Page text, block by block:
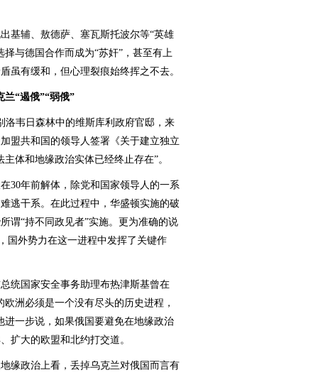
辅、敖德萨、塞瓦斯托波尔等“英雄
与德国合作而成为“苏奸”，甚至有上
虽有缓和，但心理裂痕始终挥之不去。
兰“遏俄”“弱俄”
韦日森林中的维斯库利政府官邸，来
盟共和国的领导人签署《关于建立独立
体和地缘政治实体已经终止存在”。
年前解体，除党和国家领导人的一系
逃干系。在此过程中，华盛顿实施的破
谓“持不同政见者”实施。更为准确的说
国外势力在这一进程中发挥了关键作
国家安全事务助理布热津斯基曾在
洲必须是一个没有尽头的历史进程，
一步说，如果俄国要避免在地缘政治
扩大的欧盟和北约打交道。
政治上看，丢掉乌克兰对俄国而言有